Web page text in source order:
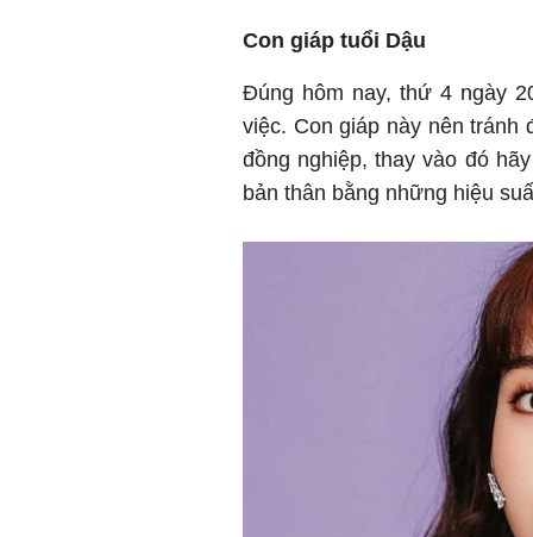
Con giáp tuổi Dậu
Đúng hôm nay, thứ 4 ngày
việc. Con giáp này nên
đồng nghiệp, thay vào đó
bản thân bằng những hiệu